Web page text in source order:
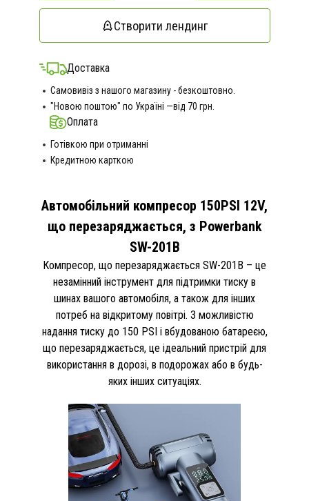
Створити лендинг
Доставка
Самовивіз з нашого магазину - безкоштовно.
"Новою поштою" по Україні —від 70 грн.
Оплата
Готівкою при отриманні
Кредитною карткою
Автомобільний компресор 150PSI 12V,
що перезаряджається, з Powerbank
SW-201B
Компресор, що перезаряджається SW-201B – це
незамінний інструмент для підтримки тиску в
шинах вашого автомобіля, а також для інших
потреб на відкритому повітрі. З можливістю
надання тиску до 150 PSI і вбудованою батареєю,
що перезаряджається, це ідеальний пристрій для
використання в дорозі, в подорожах або в будь-
яких інших ситуаціях.